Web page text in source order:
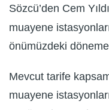
Sözcü’den Cem
muayene
önümüzdeki
Mevcut tarife
muayene